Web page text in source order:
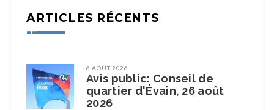
ARTICLES RÉCENTS
6 AOÛT 2026
Avis public: Conseil de
quartier d'Évain, 26 août
2026